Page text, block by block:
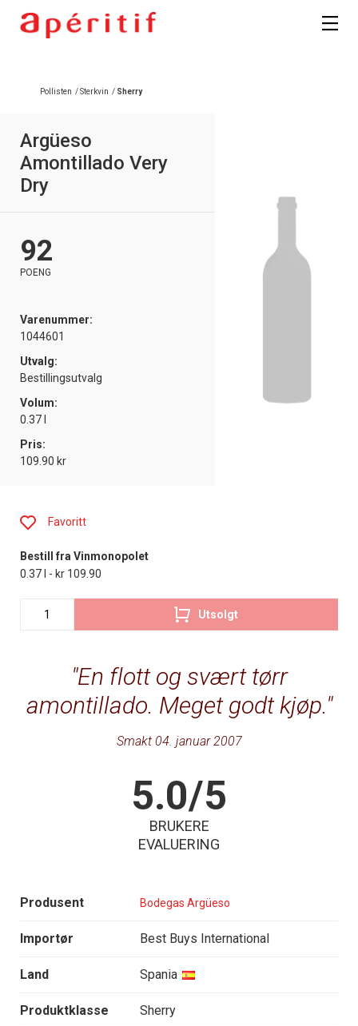
Pollisten /Sterkvin / Sherry
Argüeso
Amontillado Very
Dry
92
POENG
Varenummer:
1044601
Utvalg:
Bestillingsutvalg
Volum:
0.37 l
Pris:
109.90 kr
En flott og svært tørr
amontillado. Meget godt kjøp.
Smakt 04. januar 2007
5.0/5
BRUKERE
EVALUERING
Produsent Bodegas Argüeso
Importør Best Buys International
Land Spania
Produktklasse Sherry
Favoritt
Bestill fra Vinmonopolet
0.37 l - kr 109.90
Utsolgt